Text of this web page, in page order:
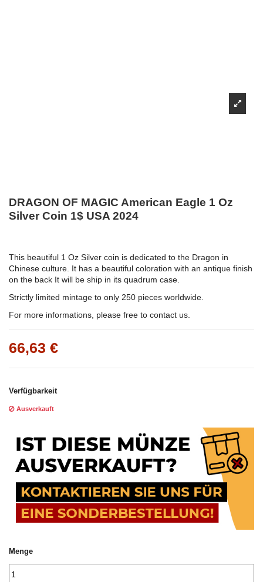
DRAGON OF MAGIC American Eagle 1 Oz
Silver Coin 1$ USA 2024
This beautiful 1 Oz Silver coin is dedicated to the Dragon in
Chinese culture. It has a beautiful coloration with an antique finish
on the back It will be ship in its quadrum case.
Strictly limited mintage to only 250 pieces worldwide.
For more informations, please free to contact us.
66,63 €
Verfügbarkeit
Ausverkauft
Menge